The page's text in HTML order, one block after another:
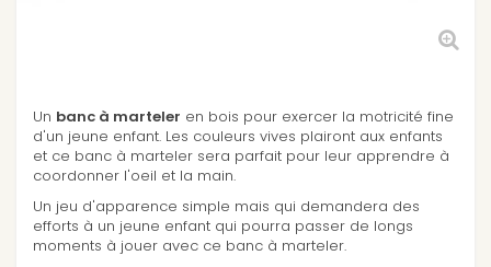
Un banc à marteler en bois pour exercer la motricité fine
d'un jeune enfant. Les couleurs vives plairont aux enfants
et ce banc à marteler sera parfait pour leur apprendre à
coordonner l'oeil et la main.
Un jeu d'apparence simple mais qui demandera des
efforts à un jeune enfant qui pourra passer de longs
moments à jouer avec ce banc à marteler.